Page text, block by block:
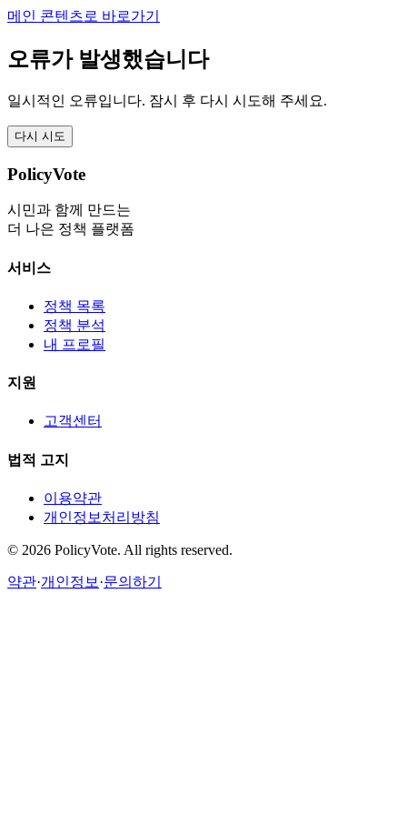
메인 콘텐츠로 바로가기
오류가 발생했습니다
일시적인 오류입니다. 잠시 후 다시 시도해 주세요.
다시 시도
PolicyVote
시민과 함께 만드는
더 나은 정책 플랫폼
서비스
정책 목록
정책 분석
내 프로필
지원
고객센터
법적 고지
이용약관
개인정보처리방침
© 2026 PolicyVote. All rights reserved.
약관·개인정보 ·문의하기